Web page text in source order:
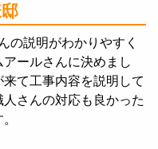
の説明がわかりやすく
ールさんに決めまし
て工事内容を説明して
さんの対応も良かった